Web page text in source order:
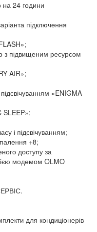
24 години
підключення
з підвищеним ресурсом
AIR»;
«ENIGMA
SLEEP»;
і підсвічуванням;
+8;
доступу за
модемом OLMO
для кондиціонерів